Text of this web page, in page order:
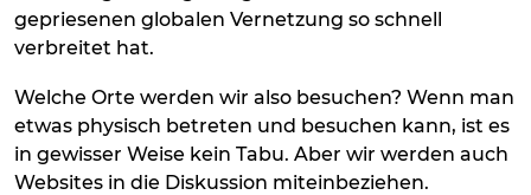
gepriesenen globalen Vernetzung so schnell
verbreitet hat.
Welche Orte werden wir also besuchen? Wenn man
etwas physisch betreten und besuchen kann, ist es
in gewisser Weise kein Tabu. Aber wir werden auch
Websites in die Diskussion miteinbeziehen.